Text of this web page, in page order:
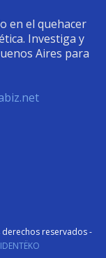
en el quehacer
Investiga y
Aires para
reservados -
IDENTËKO